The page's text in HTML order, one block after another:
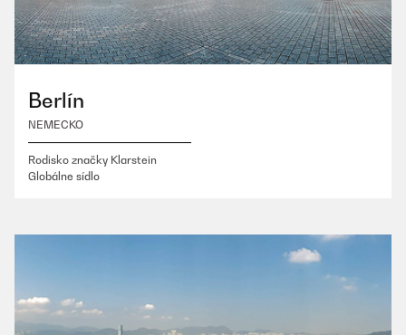
Berlín
NEMECKO
Rodisko značky Klarstein
Globálne sídlo